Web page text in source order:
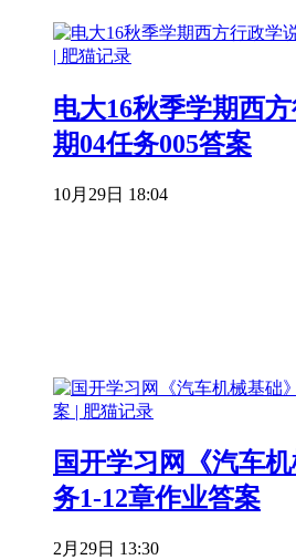
电大16秋季学期西
期04任务005答案
10月29日 18:04
国开学习网《汽车
务1-12章作业答案
2月29日 13:30